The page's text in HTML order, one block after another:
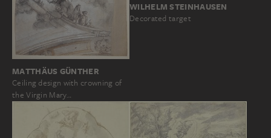
MATTHÄUS GÜNTHER
Ceiling design with crowning of
the Virgin Mary…
WILHELM STEINHAUSEN
Decorated target